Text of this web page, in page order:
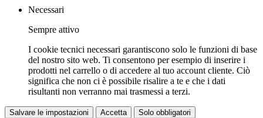
Necessari
Sempre attivo
I cookie tecnici necessari garantiscono solo le funzioni di base
del nostro sito web. Ti consentono per esempio di inserire i
prodotti nel carrello o di accedere al tuo account cliente. Ciò
significa che non ci è possibile risalire a te e che i dati
risultanti non verranno mai trasmessi a terzi.
Salvare le impostazioni Accetta Solo obbligatori